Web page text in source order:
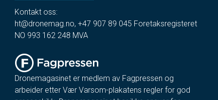
Kontakt oss:
ht@dronemag.no, +47 907 89 045 Foretaksregisteret
NO 993 162 248 MVA
Dronemagasinet er medlem av Fagpressen og
arbeider etter Vær Varsom-plakatens regler for god